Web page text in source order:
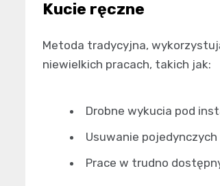
Kucie ręczne
Metoda tradycyjna,
niewielkich pracach, takich jak:
Drobne wykucia pod
Usuwanie
Prace w trudno